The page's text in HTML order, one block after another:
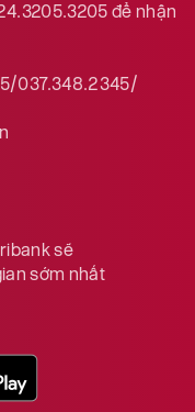
để nhận
037.348.2345/
sẽ
sớm nhất